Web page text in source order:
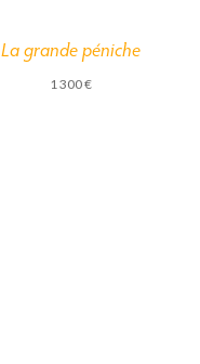
La grande péniche
1 300€